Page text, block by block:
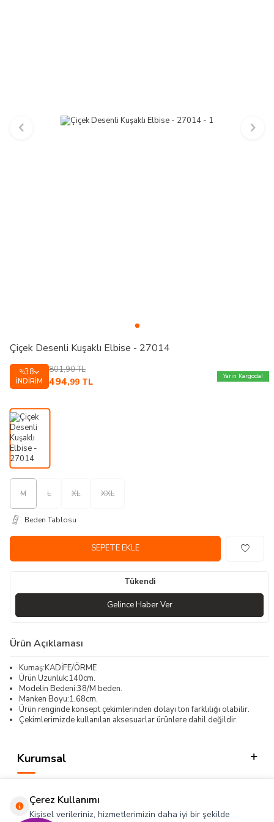
Çiçek Desenli Kuşaklı Elbise - 27014
%38
İNDIRIM
801,90TL
494,99 TL
Yarın Kargoda!
M L XL XXL
Beden Tablosu
SEPETE EKLE
Tükendi
Gelince Haber Ver
Ürün Açıklaması
Kumaş:KADİFE/ÖRME
Ürün Uzunluk:140cm.
Modelin Bedeni:38/M beden.
Manken Boyu:1.68cm.
Ürün renginde konsept çekimlerinden dolayı ton farklılığı olabilir.
Çekimlerimizde kullanılan aksesuarlar ürünlere dahil değildir.
Kurumsal
Hızlı Erişim
Çerez Kullanımı
Kişisel verileriniz, hizmetlerimizin daha iyi bir şekilde